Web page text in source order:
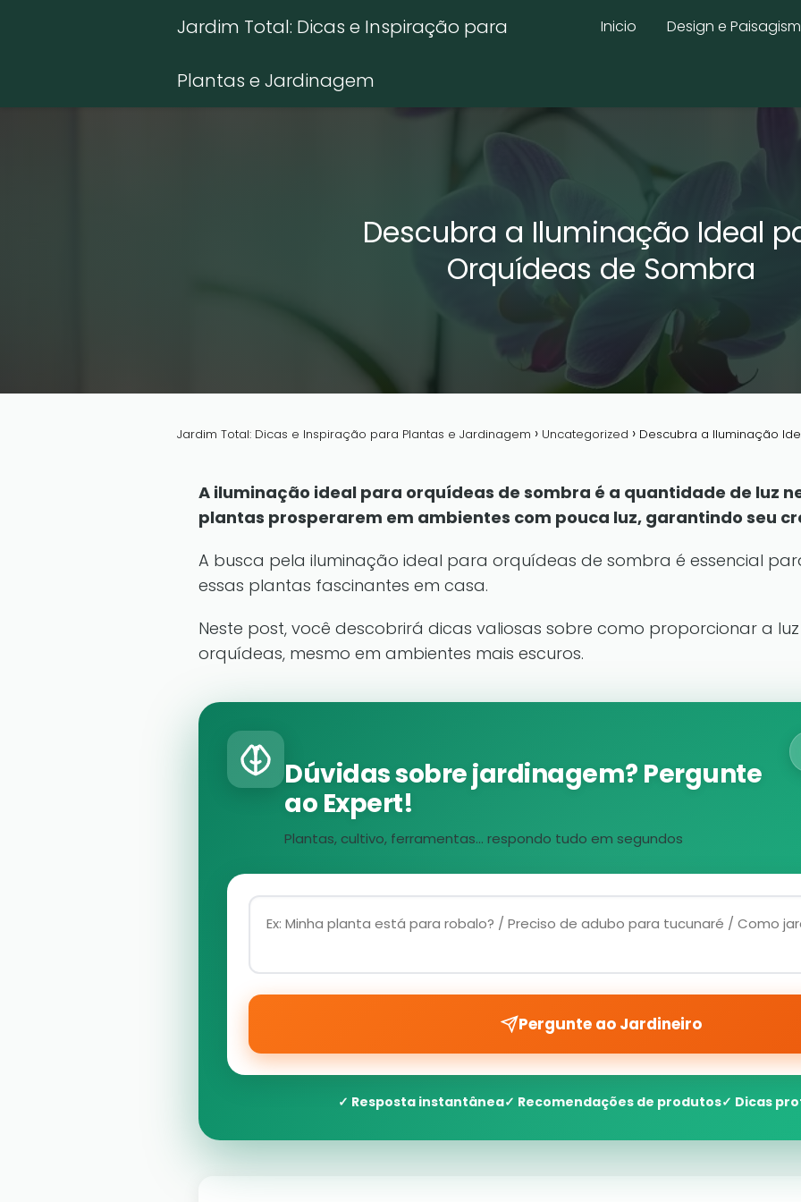
Jardim Total: Dicas e Inspiração para
Plantas e Jardinagem
Inicio Design e
Descubra a Iluminação Ideal
Orquídeas de Sombra
Jardim Total: Dicas e Inspiração para Plantas e Jardinagem Uncategorized Descubra a Iluminação
A iluminação ideal para orquídeas de sombra é a quantidade de luz
plantas prosperarem em ambientes com pouca luz, garantindo seu
A busca pela iluminação ideal para orquídeas de sombra é essencial
essas plantas fascinantes em casa.
Neste post, você descobrirá dicas valiosas sobre como proporcionar a
orquídeas, mesmo em ambientes mais escuros.
Dúvidas sobre jardinagem? Pergunte
ao Expert!
Plantas, cultivo, ferramentas... respondo tudo em segundos
Pergunte ao Jardineiro
✓ Resposta instantânea✓ Recomendações de produtos✓ Dicas